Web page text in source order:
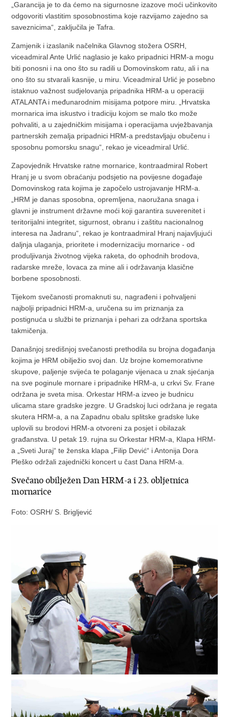
„Garancija je to da ćemo na sigurnosne izazove moći učinkovito
odgovoriti vlastitim sposobnostima koje razvijamo zajedno sa
saveznicima“, zaključila je Tafra.
Zamjenik i izaslanik načelnika Glavnog stožera OSRH,
viceadmiral Ante Urlić naglasio je kako pripadnici HRM-a mogu
biti ponosni i na ono što su radili u Domovinskom ratu, ali i na
ono što su stvarali kasnije, u miru. Viceadmiral Urlić je posebno
istaknuo važnost sudjelovanja pripadnika HRM-a u operaciji
ATALANTA i međunarodnim misijama potpore miru. „Hrvatska
mornarica ima iskustvo i tradiciju kojom se malo tko može
pohvaliti, a u zajedničkim misijama i operacijama uvježbavanja
partnerskih zemalja pripadnici HRM-a predstavljaju obučenu i
sposobnu pomorsku snagu“, rekao je viceadmiral Urlić.
Zapovjednik Hrvatske ratne mornarice, kontraadmiral Robert
Hranj je u svom obraćanju podsjetio na povijesne događaje
Domovinskog rata kojima je započelo ustrojavanje HRM-a.
„HRM je danas sposobna, opremljena, naoružana snaga i
glavni je instrument državne moći koji garantira suverenitet i
teritorijalni integritet, sigurnost, obranu i zaštitu nacionalnog
interesa na Jadranu“, rekao je kontraadmiral Hranj najavljujući
daljnja ulaganja, prioritete i modernizaciju mornarice - od
produljivanja životnog vijeka raketa, do ophodnih brodova,
radarske mreže, lovaca za mine ali i održavanja klasične
borbene sposobnosti.
Tijekom svečanosti promaknuti su, nagrađeni i pohvaljeni
najbolji pripadnici HRM-a, uručena su im priznanja za
postignuća u službi te priznanja i pehari za održana sportska
takmičenja.
Današnjoj središnjoj svečanosti prethodila su brojna događanja
kojima je HRM obilježio svoj dan. Uz brojne komemorativne
skupove, paljenje svijeća te polaganje vijenaca u znak sjećanja
na sve poginule mornare i pripadnike HRM-a, u crkvi Sv. Frane
održana je sveta misa. Orkestar HRM-a izveo je budnicu
ulicama stare gradske jezgre. U Gradskoj luci održana je regata
skutera HRM-a, a na Zapadnu obalu splitske gradske luke
uplovili su brodovi HRM-a otvoreni za posjet i obilazak
građanstva. U petak 19. rujna su Orkestar HRM-a, Klapa HRM-
a „Sveti Juraj“ te ženska klapa „Filip Dević“ i Antonija Dora
Pleško održali zajednički koncert u čast Dana HRM-a.
Svečano obilježen Dan HRM-a i 23. obljetnica
mornarice
Foto: OSRH/ S. Brigljević